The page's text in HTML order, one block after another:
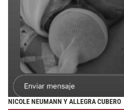
NICOLE NEUMANN Y ALLEGRA CUBERO